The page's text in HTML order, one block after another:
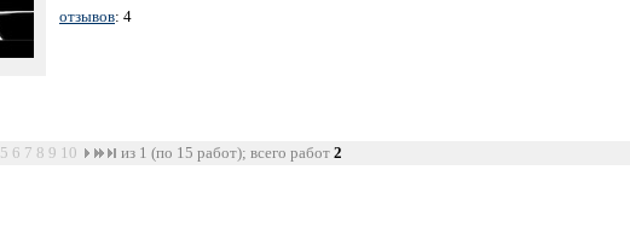
отзывов: 4
5 6 7 8 9 10 из 1 (по 15 работ); всего работ 2